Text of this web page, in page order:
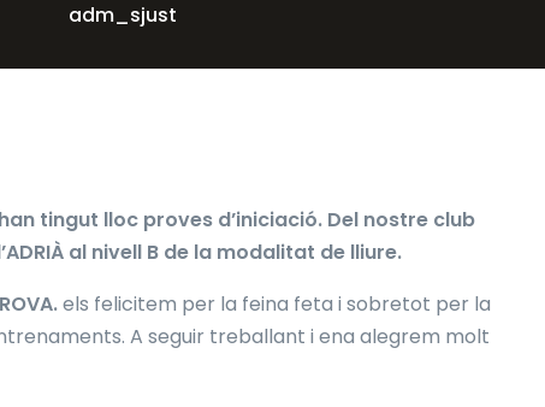
adm_sjust
tingut lloc proves d’iniciació. Del nostre club
al nivell B de la modalitat de lliure.
els felicitem per la feina feta i sobretot per la
A seguir treballant i ena alegrem molt